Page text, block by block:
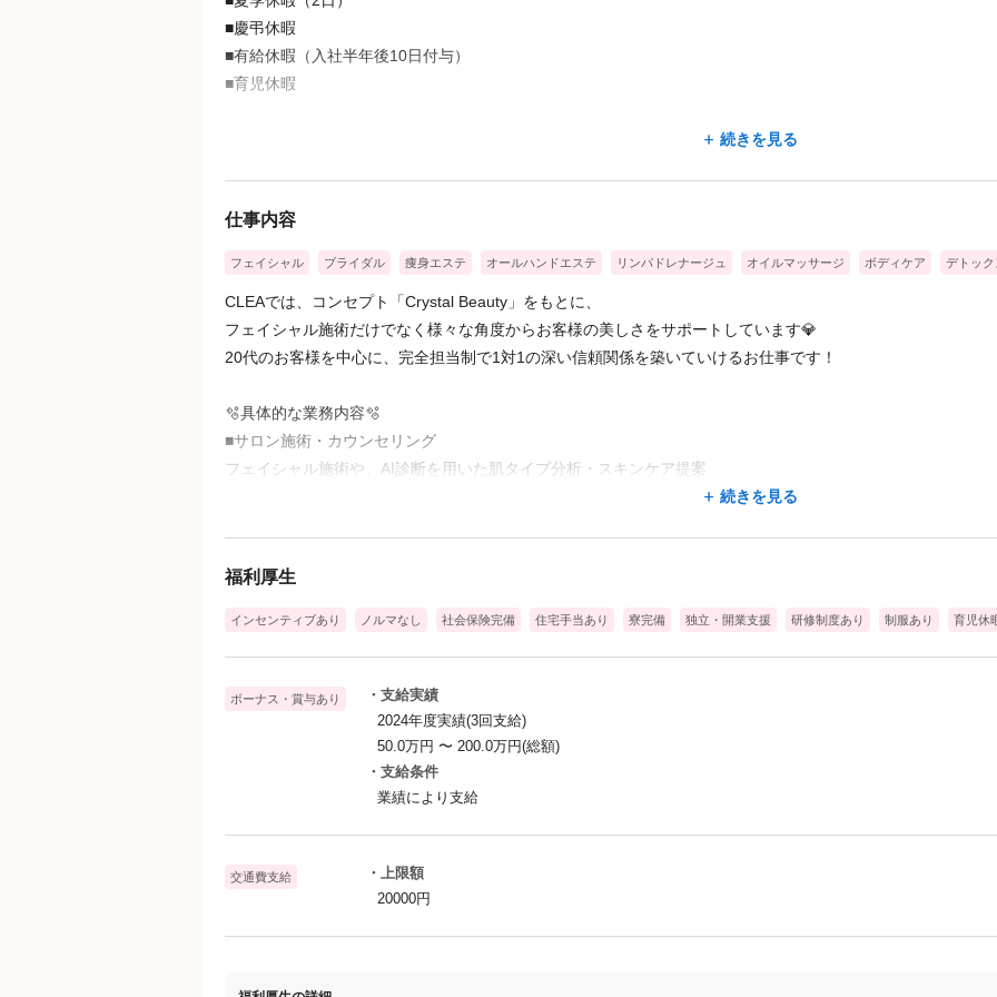
■慶弔休暇
■有給休暇（入社半年後10日付与）
■育児休暇
続きを見る
仕事内容
フェイシャル ブライダル 痩身エステ オールハンドエステ リンパドレナージュ オイルマッサージ ボディケア デトック
CLEAでは、コンセプト「Crystal Beauty」をもとに、
フェイシャル施術だけでなく様々な角度からお客様の美しさをサポートしています💎
20代のお客様を中心に、完全担当制で1対1の深い信頼関係を築いていけるお仕事です！
🫧具体的な業務内容🫧
■サロン施術・カウンセリング
フェイシャル施術や、AI診断を用いた肌タイプ分析・スキンケア提案
採用向け企業アカウントの動画・写真撮影や編集など
充実した研修があるため未経験からでも、
【エステティシャン / ビューティーアドバイザー / ファッションスタイリスト /
フードコーディネーター / 心理カウンセラー】
としての知識が網羅的に身につきます。
働きながら自分自身もさらに美しく、キラキラ輝ける職場で新しい一歩を踏み出してみませんか？
--入社5年目×エステティシャン--
淡々と仕事をするのではなく、周りに影響力のある積極的な自分になれ、
続きを見る
福利厚生
インセンティブあり ノルマなし 社会保険完備 住宅手当あり 寮完備 独立・開業支援 研修制度あり 制服あり 育児休
ボーナス・賞与あり
・支給実績
2024年度実績(3回支給)
50.0万円 〜 200.0万円(総額)
・支給条件
業績により支給
交通費支給
・上限額
20000円